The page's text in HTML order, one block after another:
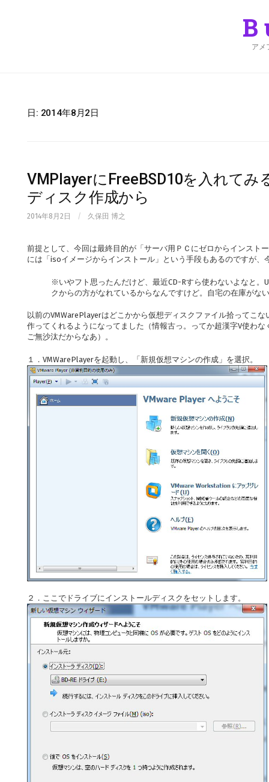
アメ
日: 2014年8月2日
VMPlayerにFreeBSD10を入れてみ
ディスク作成から
2014年8月2日 / 久保田 博之
前提として、今回は最終目的が「サーバ用ＰＣにゼロからインスト
には「isoイメージからインストール」という手段もあるのですが、
※いやフト思ったんだけど、最近CD-Rすら使わないよなと。
クからの方がなれているからなんですけど。自宅の在庫がな
以前のVMWarePlayerはどこかから仮想ディスクファイル拾ってこ
作ってくれるようになってました（情報古っ。ってか超漢字V使わな
ご無沙汰だからなあ）。
１．VMWarePlayerを起動し、「新規仮想マシンの作成」を選択。
２．ここでドライブにインストールディスクをセットします。